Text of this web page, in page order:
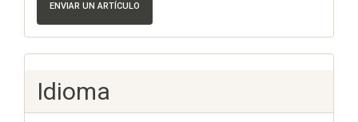
ENVIAR UN ARTÍCULO
Idioma